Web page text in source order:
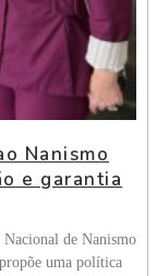
Nanismo
e garantia
de Nanismo
uma política